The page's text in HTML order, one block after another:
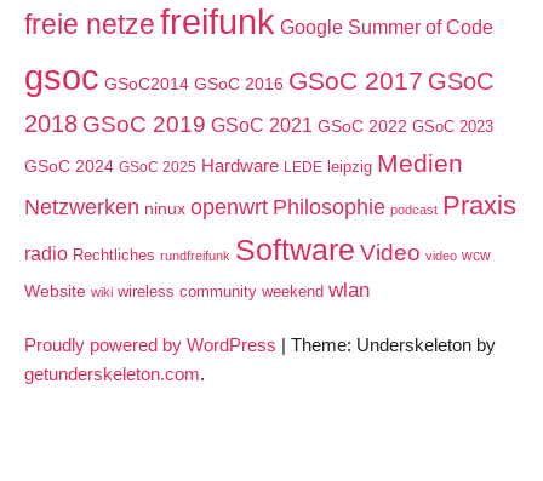
freie netzefreifunk Google Summer of Code
gsoc GSoC2014 GSoC 2016 GSoC 2017 GSoC
2018 GSoC 2019 GSoC 2021 GSoC 2022 GSoC 2023
GSoC 2024 GSoC 2025 Hardware LEDE leipzig Medien
Netzwerken ninux openwrt Philosophie podcast Praxis
radio Rechtliches rundfreifunk Software Video video wcw
Website wiki wireless community weekend wlan
Proudly powered by WordPress | Theme: Underskeleton by
getunderskeleton.com.